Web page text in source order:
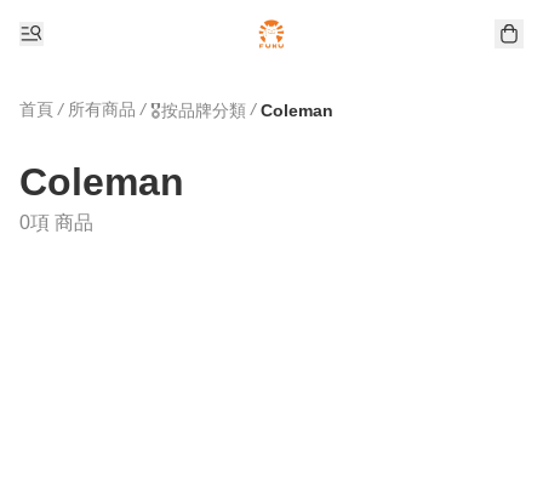
首頁 / 所有商品 / 🎖️按品牌分類 / Coleman
Coleman
0項 商品